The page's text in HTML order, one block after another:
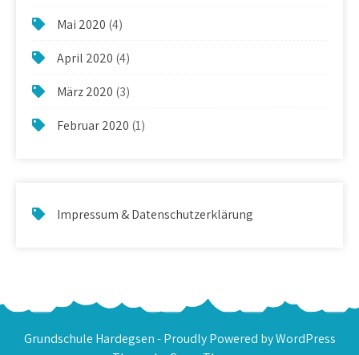
Mai 2020 (4)
April 2020 (4)
März 2020 (3)
Februar 2020 (1)
Impressum & Datenschutzerklärung
Grundschule Hardegsen - Proudly Powered by WordPress